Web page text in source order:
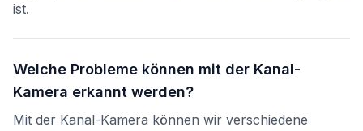
ist.
Welche Probleme können mit der Kanal-
Kamera erkannt werden?
Mit der Kanal-Kamera können wir verschiedene